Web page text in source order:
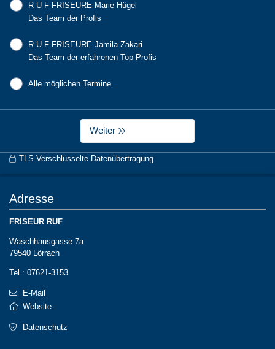
R U F FRISEURE Marie Hügel
Das Team der Profis
R U F FRISEURE Jamila Zakari
Das Team der erfahrenen Top Profis
Alle möglichen Termine
Weiter
TLS-Verschlüsselte Datenübertragung
Adresse
FRISEUR RUF
Waschhausgasse 7a
79540 Lörrach
Tel.: 07621-3153
E-Mail
Website
Datenschutz